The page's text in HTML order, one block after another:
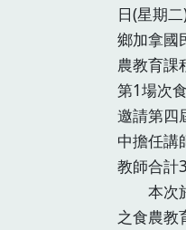
日(星期
鄉加拿國
農教育課
第1場次
邀請第四
中擔任講
教師合計
本次於
之食農教